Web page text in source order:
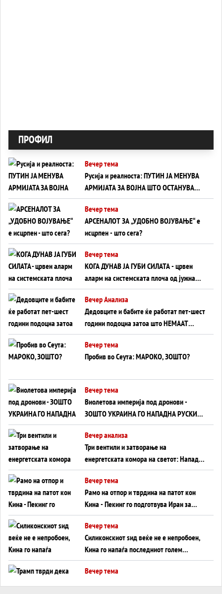
ПРОФИЛ
Вечер тема
Русија и реалноста: ПУТИН ЈА МЕНУВА
АРМИЈАТА ЗА ВОЈНА ШТО ОСТАНУВА
БЕЗ ФРОНТ
Вечер тема
АРСЕНАЛОТ ЗА „УДОБНО ВОЈУВАЊЕ“ е
исцрпен - што сега?
Вечер тема
КОГА ДУНАВ ЈА ГУБИ СИЛАТА - црвен
аларм на системската плоча од јужна
Германија до Црното Море...
Вечер Анализа
Дедовците и бабите ќе работат пет-шест
години подоцна затоа што НЕМААТ
ВНУЦИ ДА ГИ ЗАМЕНАТ
Вечер тема
Пробив во Сеута: МАРОКО, ЗОШТО?
Вечер тема
Виолетова империја под дронови -
ЗОШТО УКРАИНА ГО НАПАДНА РУСКИОТ
WILDBERRIES
Вечер анализа
Три вентили и затворање на
енергетската комора на светот: Нападот
во Суец најавува глобален енергетски
инфаркт?
Вечер тема
Рамо на отпор и тврдина на патот кон
Кина - Пекинг го подготвува Иран за
американска копнена инвазија
Вечер тема
Силиконскиот ѕид веќе не е непробоен,
Кина го напаѓа последниот голем
монопол на Западот?
Вечер тема